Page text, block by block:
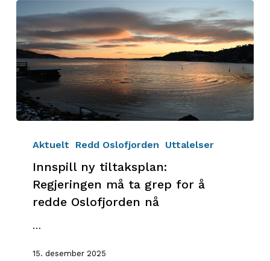
Regjeringen
Aktuelt Redd Oslofjorden Uttalelser
Innspill ny tiltaksplan:
Regjeringen må ta grep for å
redde Oslofjorden nå
…
15. desember 2025